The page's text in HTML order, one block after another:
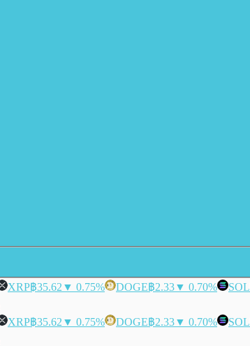
XRP฿35.62 ▼ 0.75% DOGE฿2.33▼ 0.70% SOL
XRP฿35.62 ▼ 0.75% DOGE฿2.33▼ 0.70% SOL